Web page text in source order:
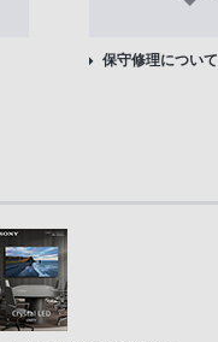
保守修理について